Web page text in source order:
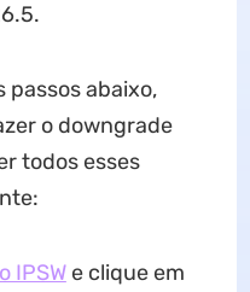
passos abaixo,
o downgrade
todos esses
IPSWe clique em